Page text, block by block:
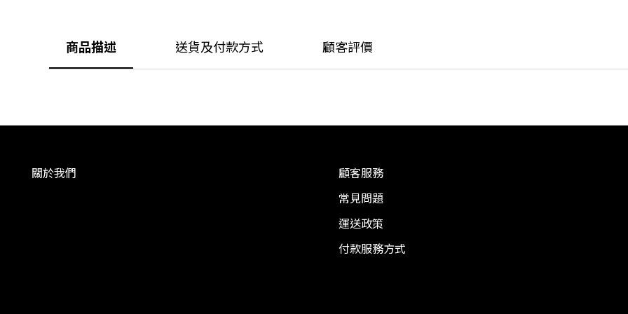
商品描述 送貨及付款方式 顧客評價
關於我們
顧客服務
常見問題
運送政策
付款服務方式